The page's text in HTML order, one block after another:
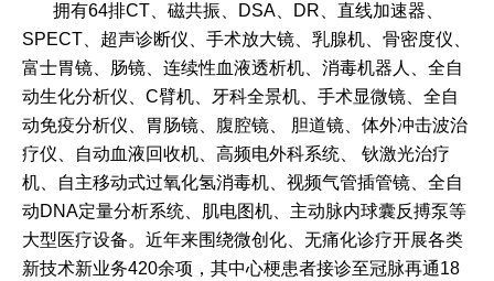
拥有64排CT、磁共振、DSA、DR、直线加速器、
SPECT、超声诊断仪、手术放大镜、乳腺机、骨密度仪、
富士胃镜、肠镜、连续性血液透析机、消毒机器人、全自
动生化分析仪、C臂机、牙科全景机、手术显微镜、全自
动免疫分析仪、胃肠镜、腹腔镜、 胆道镜、体外冲击波治
疗仪、自动血液回收机、高频电外科系统、 钬激光治疗
机、自主移动式过氧化氢消毒机、视频气管插管镜、全自
动DNA定量分析系统、肌电图机、主动脉内球囊反搏泵等
大型医疗设备。近年来围绕微创化、无痛化诊疗开展各类
新技术新业务420余项，其中心梗患者接诊至冠脉再通18